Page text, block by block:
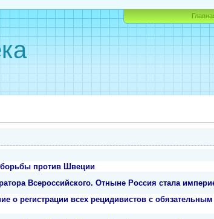
против Швеции
Всероссийского. Отныне Россия стала
о регистрации всех рецидивистов с обязательным